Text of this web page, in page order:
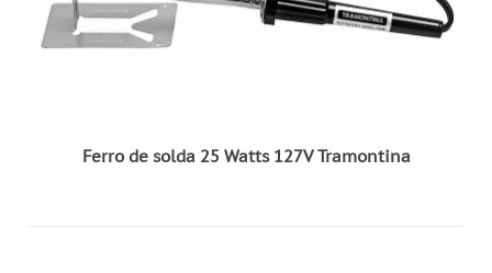
Ferro de solda 25 Watts 127V Tramontina